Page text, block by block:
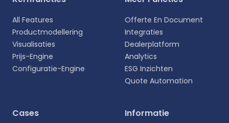
Selecteer uw taal
All Features
Productmodellering
Visualisaties
Prijs-Engine
Configuratie-Engine
Offerte En Document
Integraties
Dealerplatform
Analytics
ESG Inzichten
Quote Automation
Cases Informatie